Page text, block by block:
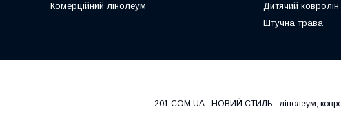
Комерційний лінолеум
Дитячий ковролін
Штучна трава